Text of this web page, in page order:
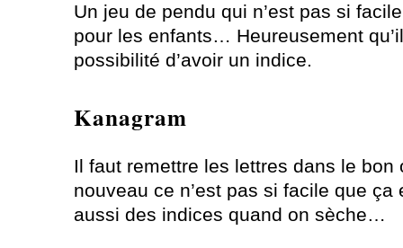
Un jeu de pendu qui n’est pas si
pour les enfants… Heureusement
possibilité d’avoir un indice.
Kanagram
Il faut remettre les lettres dans le bon
nouveau ce n’est pas si facile que ça
aussi des indices quand on sèche…